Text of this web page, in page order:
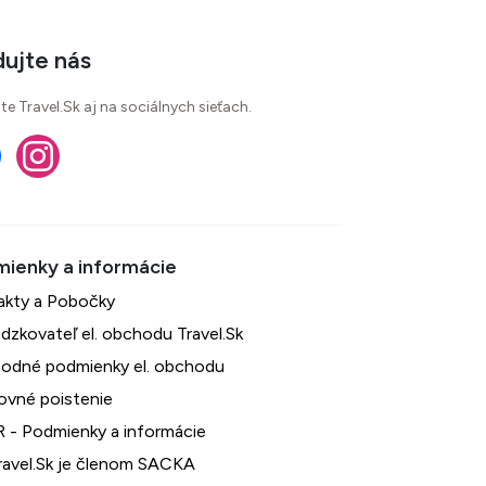
nás
Travel.Sk aj na sociálnych sieťach.
a Pobočky
el. obchodu Travel.Sk
podmienky el. obchodu
poistenie
- Podmienky a informácie
je členom SACKA